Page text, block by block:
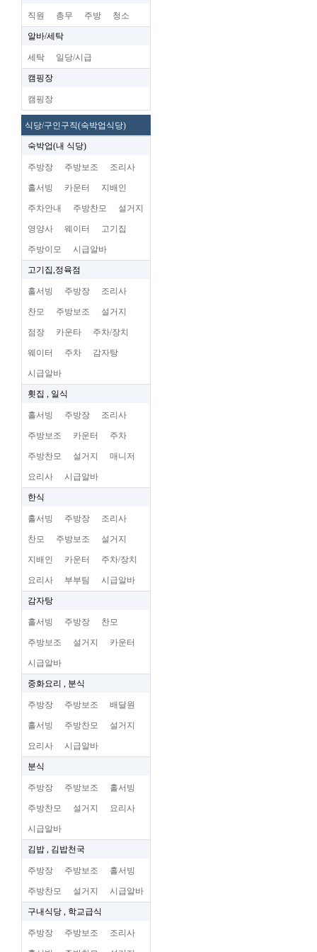
직원 총무 주방 청소
알바/세탁
세탁 일당/시급
캠핑장
캠핑장
식당/구인구직(숙박업식당)
숙박업(내 식당)
주방장 주방보조 조리사
홀서빙 카운터 지배인
주차안내 주방찬모 설거지
영양사 웨이터 고기집
주방이모 시급알바
고기집,정육점
홀서빙 주방장 조리사
찬모 주방보조 설거지
점장 카운타 주차/장치
웨이터 주차 감자탕
시급알바
횟집 , 일식
홀서빙 주방장 조리사
주방보조 카운터 주차
주방찬모 설거지 매니저
요리사 시급알바
한식
홀서빙 주방장 조리사
찬모 주방보조 설거지
지배인 카운터 주차/장치
요리사 부부팀 시급알바
감자탕
홀서빙 주방장 찬모
주방보조 설거지 카운터
시급알바
중화요리 , 분식
주방장 주방보조 배달원
홀서빙 주방찬모 설거지
요리사 시급알바
분식
주방장 주방보조 홀서빙
주방찬모 설거지 요리사
시급알바
김밥 , 김밥천국
주방장 주방보조 홀서빙
주방찬모 설거지 시급알바
구내식당 , 학교급식
주방장 주방보조 조리사